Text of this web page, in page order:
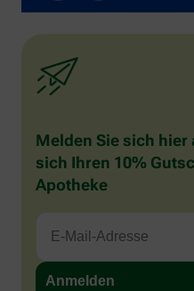
Melden Sie sich hier
sich Ihren 10%
Apotheke